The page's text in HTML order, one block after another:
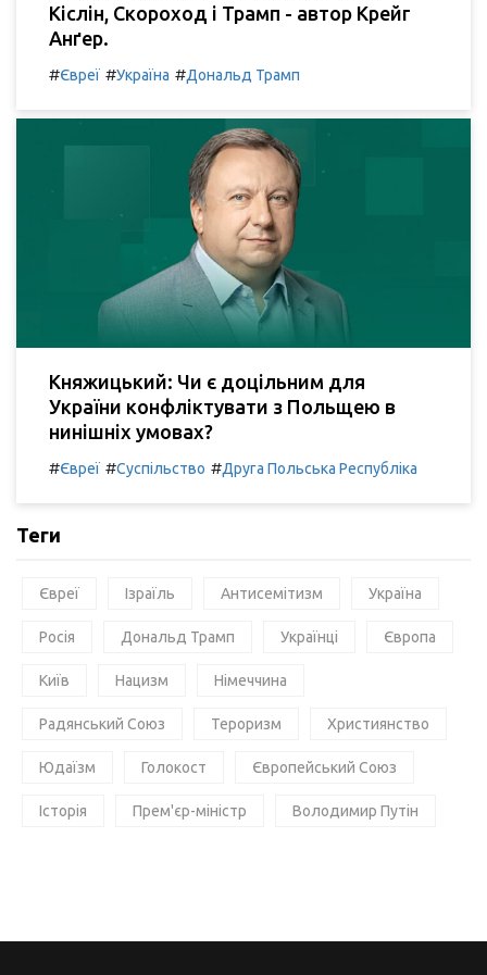
Кіслін, Скороход і Трамп - автор Крейг
Анґер.
#Євреї #Україна #Дональд Трамп
Княжицький: Чи є доцільним для
України конфліктувати з Польщею в
нинішніх умовах?
#Євреї #Суспільство #Друга Польська Республіка
Теги
Євреї Ізраїль Антисемітизм Україна
Росія Дональд Трамп Українці Європа
Київ Нацизм Німеччина
Радянський Союз Тероризм Християнство
Юдаїзм Голокост Європейський Союз
Історія Прем'єр-міністр Володимир Путін